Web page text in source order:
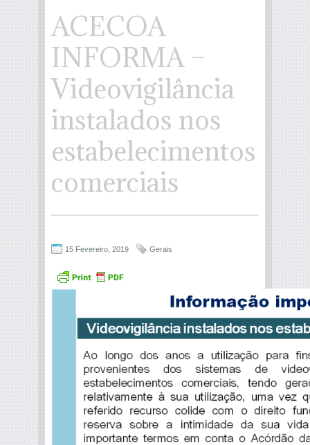
ACECOA
INFORMA –
Videovigilância
instalados nos
estabelecimentos
comerciais
15 Fevereiro, 2019 Gerais